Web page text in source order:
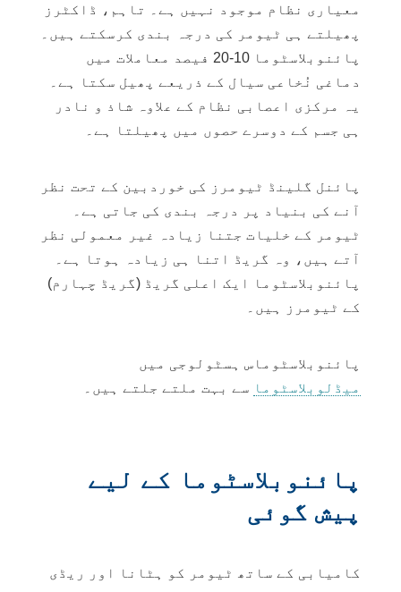
معیاری نظام موجود نہیں ہے۔ تاہم، ڈاکٹرز
پھیلتے ہی ٹیومر کی درجہ بندی کرسکتے ہیں۔
پائنوبلاسٹوما 10-20 فیصد معاملات میں
دماغی نُخاعی سیال کے ذریعے پھیل سکتا ہے۔
یہ
مرکزی اعصابی نظام کے علاوہ شاذ و نادر
ہی جسم کے دوسرے حصوں میں پھیلتا ہے۔
پائنل گلینڈ ٹیومرز کی خوردبین کے تحت نظر
آنے کی بنیاد پر درجہ بندی کی جاتی ہے۔
ٹیومر کے خلیات جتنا زیادہ غیر معمولی نظر
آتے ہیں، وہ گریڈ اتنا ہی زیادہ ہوتا ہے۔
پائنوبلاسٹوما ایک اعلی گریڈ (گریڈ چہارم)
کے ٹیومرز ہیں۔
پائنوبلاسٹوماس ہسٹولوجی میں
میڈلوبلاسٹوما سے بہت ملتے جلتے ہیں۔
پائنوبلاسٹوما کے لیے
پیش گوئی
کامیابی کے ساتھ ٹیومر کو ہٹانا اور ریڈی